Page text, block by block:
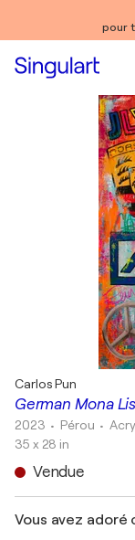
pour
German Mona
Carlos Pun
2023 • Pérou •
35 x 28 in
Vendue
Vous avez